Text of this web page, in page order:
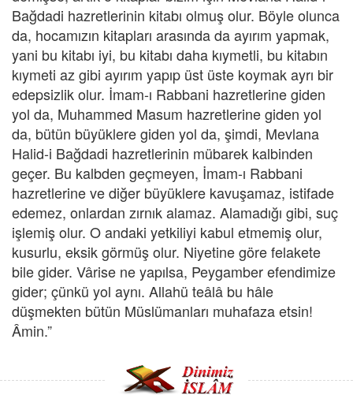
Bağdadi hazretlerinin kitabı olmuş olur. Böyle olunca
da, hocamızın kitapları arasında da ayırım yapmak,
yani bu kitabı iyi, bu kitabı daha kıymetli, bu kitabın
kıymeti az gibi ayırım yapıp üst üste koymak ayrı bir
edepsizlik olur. İmam-ı Rabbani hazretlerine giden
yol da, Muhammed Masum hazretlerine giden yol
da, bütün büyüklere giden yol da, şimdi, Mevlana
Halid-i Bağdadi hazretlerinin mübarek kalbinden
geçer. Bu kalbden geçmeyen, İmam-ı Rabbani
hazretlerine ve diğer büyüklere kavuşamaz, istifade
edemez, onlardan zırnık alamaz. Alamadığı gibi, suç
işlemiş olur. O andaki yetkiliyi kabul etmemiş olur,
kusurlu, eksik görmüş olur. Niyetine göre felakete
bile gider. Vârise ne yapılsa, Peygamber efendimize
gider; çünkü yol aynı. Allahü teâlâ bu hâle
düşmekten bütün Müslümanları muhafaza etsin!
Âmin.”